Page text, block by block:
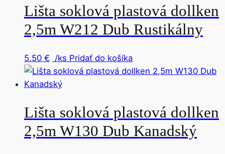
Lišta soklová plastová dollken
2,5m W212 Dub Rustikálny
5.50 € /ks Pridať do košíka
Lišta soklová plastová dollken
2,5m W130 Dub Kanadský